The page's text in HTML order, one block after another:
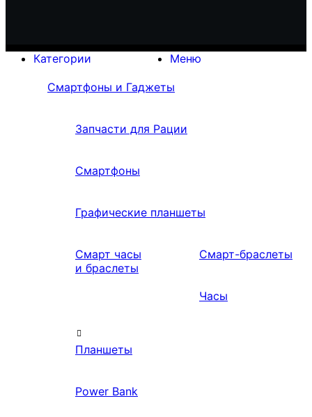
Меню
Категории
Смартфоны и Гаджеты
Запчасти для Рации
Смартфоны
Графические планшеты
Смарт часы
и браслеты
Смарт-браслеты
Часы
Планшеты
Power Bank